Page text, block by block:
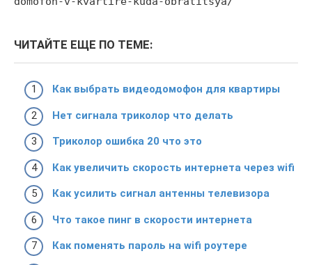
ЧИТАЙТЕ ЕЩЕ ПО ТЕМЕ:
Как выбрать видеодомофон для квартиры
Нет сигнала триколор что делать
Триколор ошибка 20 что это
Как увеличить скорость интернета через wifi
Как усилить сигнал антенны телевизора
Что такое пинг в скорости интернета
Как поменять пароль на wifi роутере